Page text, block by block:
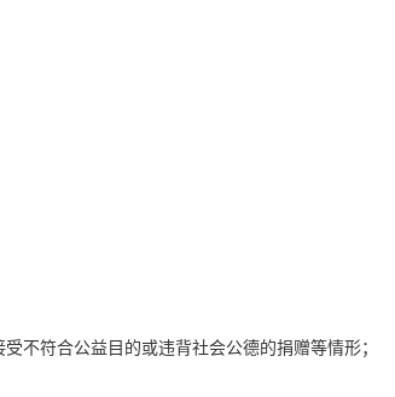
符合公益目的或违背社会公德的捐赠等情形；